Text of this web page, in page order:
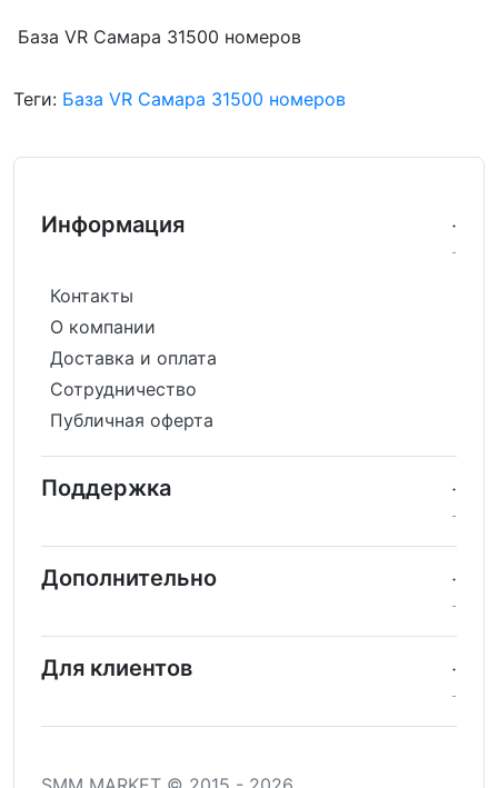
База VR Самара 31500 номеров
Теги: База VR Самара 31500 номеров
Информация
Контакты
О компании
Доставка и оплата
Сотрудничество
Публичная оферта
Поддержка
Дополнительно
Для клиентов